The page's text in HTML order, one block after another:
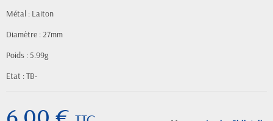
Métal : Laiton
Diamètre : 27mm
Poids : 5.99g
Etat : TB-